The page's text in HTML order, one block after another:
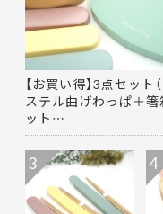
【お買い得】3点セット
ステル曲げわっぱ＋箸
ット…
3 4